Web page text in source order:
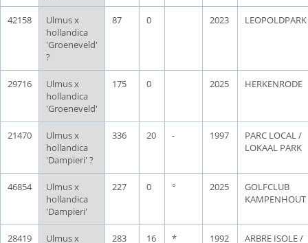
42158
Ulmus x
hollandica
'Groeneveld'
?
87 0 2023 LEOPOLDPARK
29716
Ulmus x
hollandica
'Groeneveld'
175 0 2025 HERKENRODE
21470
Ulmus x
hollandica
'Dampieri' ?
336 20 - 1997
PARC LOCAL /
LOKAAL PARK
46854
Ulmus x
hollandica
'Dampieri'
227 0 ° 2025
GOLFCLUB
KAMPENHOUT
28419
Ulmus x
283 16 * 1992
ARBRE ISOLE /